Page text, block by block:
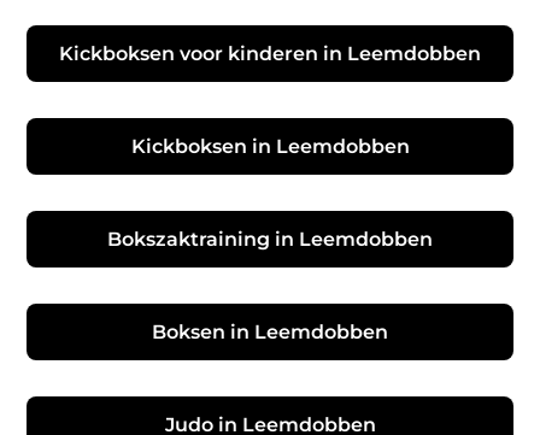
Kickboksen voor kinderen in Leemdobben
Kickboksen in Leemdobben
Bokszaktraining in Leemdobben
Boksen in Leemdobben
Judo in Leemdobben